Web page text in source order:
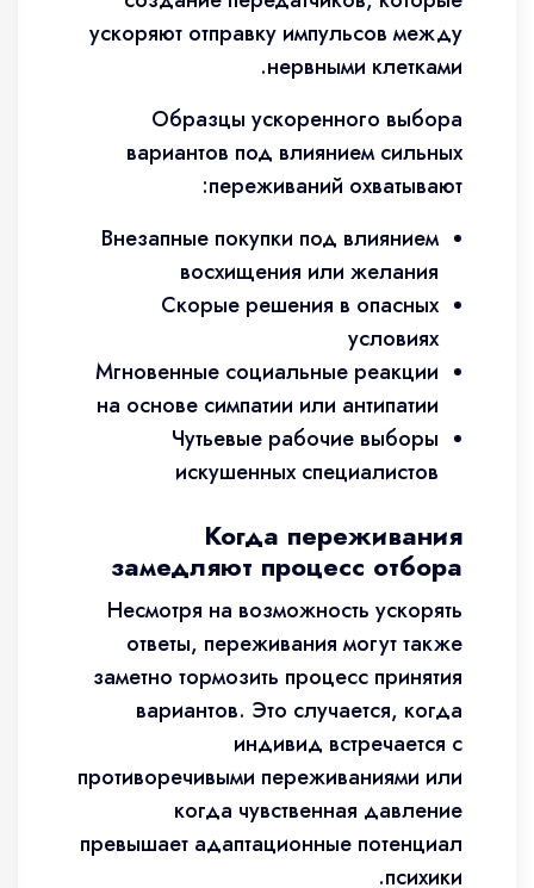
ускоряют отправку импульсов между
нервными клетками.
Образцы ускоренного выбора
вариантов под влиянием сильных
переживаний охватывают:
Внезапные покупки под влиянием
восхищения или желания
Скорые решения в опасных
условиях
Мгновенные социальные реакции
на основе симпатии или антипатии
Чутьевые рабочие выборы
искушенных специалистов
Когда переживания
замедляют процесс отбора
Несмотря на возможность ускорять
ответы, переживания могут также
заметно тормозить процесс принятия
вариантов. Это случается, когда
индивид встречается с
противоречивыми переживаниями или
когда чувственная давление
превышает адаптационные потенциал
психики.